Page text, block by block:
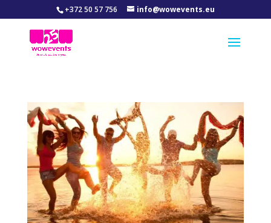
+372 50 57 756 info@wowevents.eu